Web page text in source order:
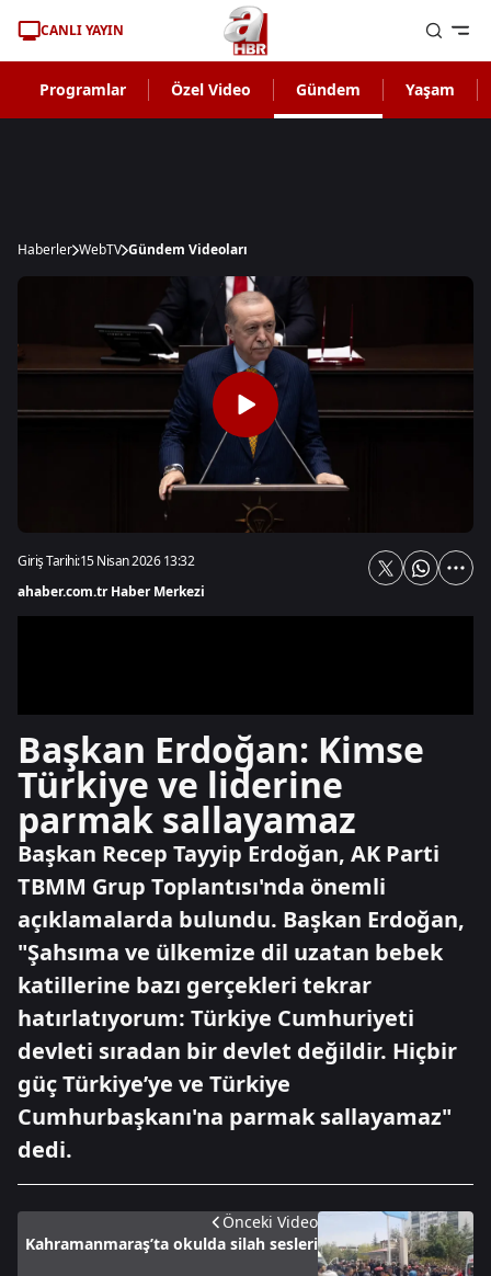
CANLI YAYIN
Programlar Özel Video Gündem Yaşam
Haberler WebTV Gündem Videoları
Giriş Tarihi:15 Nisan 2026 13:32
ahaber.com.tr Haber Merkezi
Başkan Erdoğan: Kimse
Türkiye ve liderine
parmak sallayamaz
Başkan Recep Tayyip Erdoğan, AK Parti
TBMM Grup Toplantısı'nda önemli
açıklamalarda bulundu. Başkan Erdoğan,
"Şahsıma ve ülkemize dil uzatan bebek
katillerine bazı gerçekleri tekrar
hatırlatıyorum: Türkiye Cumhuriyeti
devleti sıradan bir devlet değildir. Hiçbir
güç Türkiye’ye ve Türkiye
Cumhurbaşkanı'na parmak sallayamaz"
dedi.
Önceki Video
Kahramanmaraş’ta okulda silah sesleri